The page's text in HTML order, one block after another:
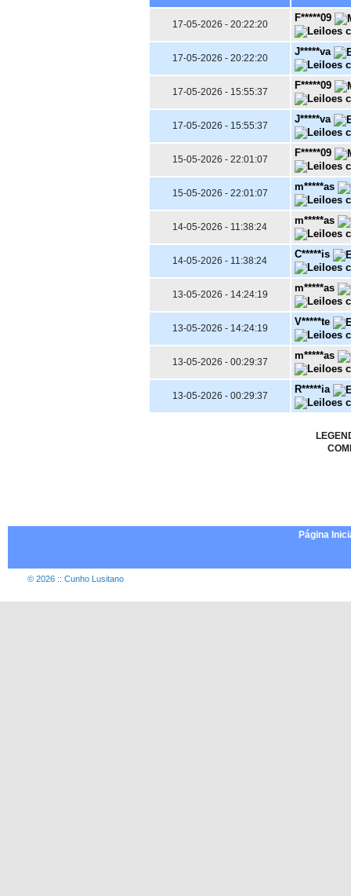
17-05-2026 - 20:22:20
F*****09
17-05-2026 - 20:22:20
J*****va
17-05-2026 - 15:55:37
F*****09
17-05-2026 - 15:55:37
J*****va
15-05-2026 - 22:01:07
F*****09
15-05-2026 - 22:01:07
m*****as
14-05-2026 - 11:38:24
m*****as
14-05-2026 - 11:38:24
C*****is
13-05-2026 - 14:24:19
m*****as
13-05-2026 - 14:24:19
V*****te
13-05-2026 - 00:29:37
m*****as
13-05-2026 - 00:29:37
R*****ia
Página
© 2026 :: Cunho Lusitano